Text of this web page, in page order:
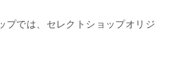
プでは、セレクトショップオリジ